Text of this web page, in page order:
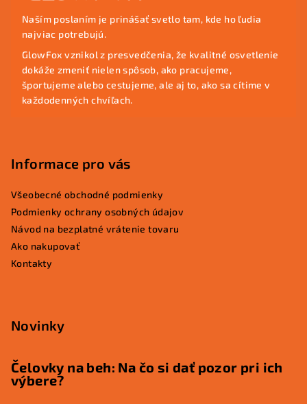
Naším poslaním je prinášať svetlo tam, kde ho ľudia
najviac potrebujú.
GlowFox vznikol z presvedčenia, že kvalitné osvetlenie
dokáže zmeniť nielen spôsob, ako pracujeme,
športujeme alebo cestujeme, ale aj to, ako sa cítime v
každodenných chvíľach.
Informace pro vás
Všeobecné obchodné podmienky
Podmienky ochrany osobných údajov
Návod na bezplatné vrátenie tovaru
Ako nakupovať
Kontakty
Novinky
Čelovky na beh: Na čo si dať pozor pri ich
výbere?